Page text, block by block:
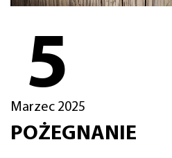
5
Marzec 2025
POŻEGNANIE